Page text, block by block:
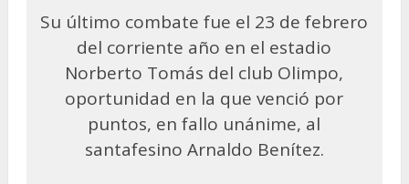
Su último combate fue el 23 de febrero
del corriente año en el estadio
Norberto Tomás del club Olimpo,
oportunidad en la que venció por
puntos, en fallo unánime, al
santafesino Arnaldo Benítez.